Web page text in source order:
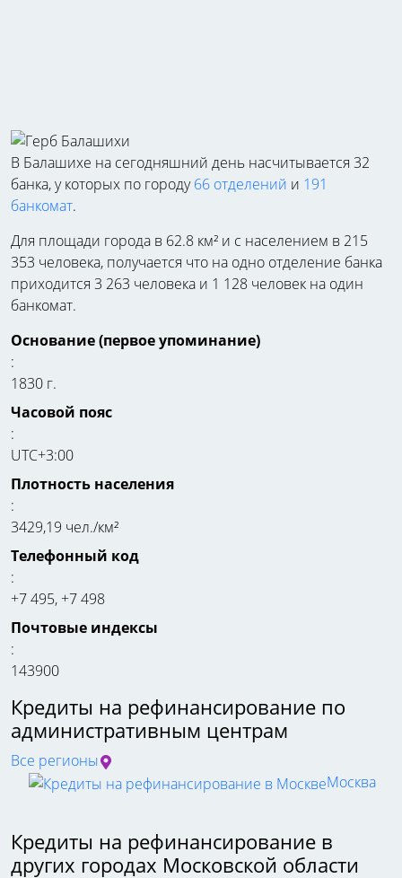
В Балашихе на сегодняшний день насчитывается 32
банка, у которых по городу66 отделений и 191
банкомат.
Для площади города в 62.8 км² и с населением в 215
353 человека, получается что на одно отделение банка
приходится 3 263 человека и 1 128 человек на один
банкомат.
Основание (первое упоминание)
:
1830 г.
Часовой пояс
:
UTC+3:00
Плотность населения
:
3429,19 чел./км²
Телефонный код
:
+7 495, +7 498
Почтовые индексы
:
143900
Кредиты на рефинансирование по
административным центрам
Все регионы
Москва
Кредиты на рефинансирование в
других городах Московской области